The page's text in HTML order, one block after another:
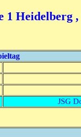
Heidelberg ,
JSG